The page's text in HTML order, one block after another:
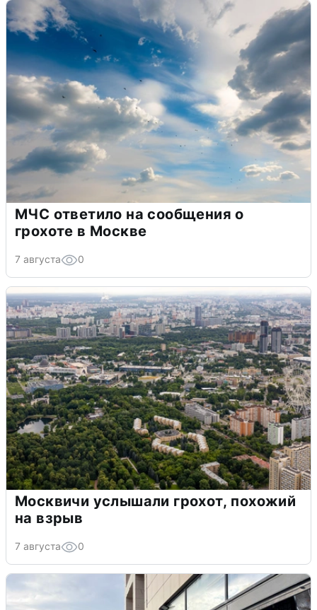
МЧС ответило на сообщения о
грохоте в Москве
7 августа 0
Москвичи услышали грохот, похожий
на взрыв
7 августа 0